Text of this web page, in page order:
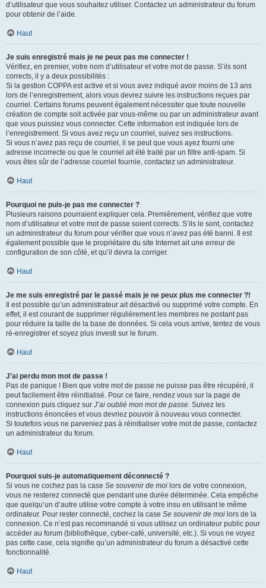
d’utilisateur que vous souhaitez utiliser. Contactez un administrateur du forum
pour obtenir de l’aide.
Haut
Je suis enregistré mais je ne peux pas me connecter !
Vérifiez, en premier, votre nom d’utilisateur et votre mot de passe. S’ils sont
corrects, il y a deux possibilités :
Si la gestion COPPA est active et si vous avez indiqué avoir moins de 13 ans
lors de l’enregistrement, alors vous devrez suivre les instructions reçues par
courriel. Certains forums peuvent également nécessiter que toute nouvelle
création de compte soit activée par vous-même ou par un administrateur avant
que vous puissiez vous connecter. Cette information est indiquée lors de
l’enregistrement. Si vous avez reçu un courriel, suivez ses instructions.
Si vous n’avez pas reçu de courriel, il se peut que vous ayez fourni une
adresse incorrecte ou que le courriel ait été traité par un filtre anti-spam. Si
vous êtes sûr de l’adresse courriel fournie, contactez un administrateur.
Haut
Pourquoi ne puis-je pas me connecter ?
Plusieurs raisons pourraient expliquer cela. Premièrement, vérifiez que votre
nom d’utilisateur et votre mot de passe soient corrects. S’ils le sont, contactez
un administrateur du forum pour vérifier que vous n’avez pas été banni. Il est
également possible que le propriétaire du site Internet ait une erreur de
configuration de son côté, et qu’il devra la corriger.
Haut
Je me suis enregistré par le passé mais je ne peux plus me connecter ?!
Il est possible qu’un administrateur ait désactivé ou supprimé votre compte. En
effet, il est courant de supprimer régulièrement les membres ne postant pas
pour réduire la taille de la base de données. Si cela vous arrive, tentez de vous
ré-enregistrer et soyez plus investi sur le forum.
Haut
J’ai perdu mon mot de passe !
Pas de panique ! Bien que votre mot de passe ne puisse pas être récupéré, il
peut facilement être réinitialisé. Pour ce faire, rendez vous sur la page de
connexion puis cliquez sur J’ai oublié mon mot de passe. Suivez les
instructions énoncées et vous devriez pouvoir à nouveau vous connecter.
Si toutefois vous ne parveniez pas à réinitialiser votre mot de passe, contactez
un administrateur du forum.
Haut
Pourquoi suis-je automatiquement déconnecté ?
Si vous ne cochez pas la case Se souvenir de moi lors de votre connexion,
vous ne resterez connecté que pendant une durée déterminée. Cela empêche
que quelqu’un d’autre utilise votre compte à votre insu en utilisant le même
ordinateur. Pour rester connecté, cochez la case Se souvenir de moi lors de la
connexion. Ce n’est pas recommandé si vous utilisez un ordinateur public pour
accéder au forum (bibliothèque, cyber-café, université, etc.). Si vous ne voyez
pas cette case, cela signifie qu’un administrateur du forum a désactivé cette
fonctionnalité.
Haut